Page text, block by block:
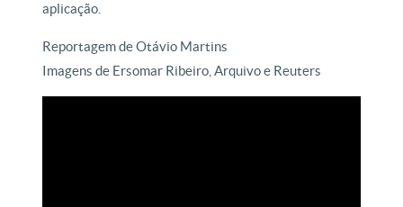
aplicação.
Reportagem de Otávio Martins
Imagens de Ersomar Ribeiro, Arquivo e Reuters